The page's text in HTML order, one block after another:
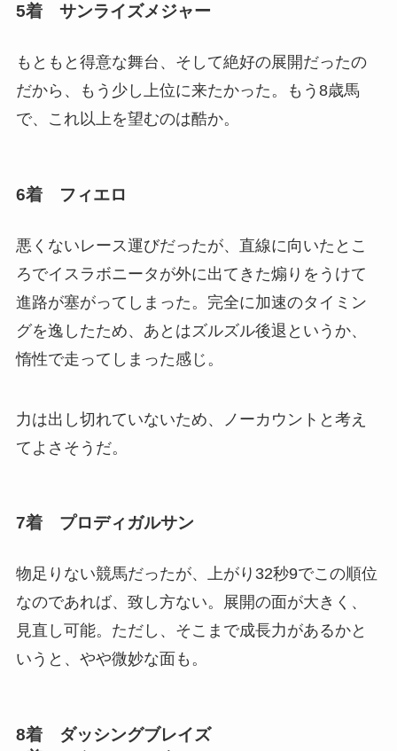
5着 サンライズメジャー
もともと得意な舞台、そして絶好の展開だったの
だから、もう少し上位に来たかった。もう8歳馬
で、これ以上を望むのは酷か。
6着 フィエロ
悪くないレース運びだったが、直線に向いたとこ
ろでイスラボニータが外に出てきた煽りをうけて
進路が塞がってしまった。完全に加速のタイミン
グを逸したため、あとはズルズル後退というか、
惰性で走ってしまった感じ。
力は出し切れていないため、ノーカウントと考え
てよさそうだ。
7着 プロディガルサン
物足りない競馬だったが、上がり32秒9でこの順位
なのであれば、致し方ない。展開の面が大きく、
見直し可能。ただし、そこまで成長力があるかと
いうと、やや微妙な面も。
8着 ダッシングブレイズ